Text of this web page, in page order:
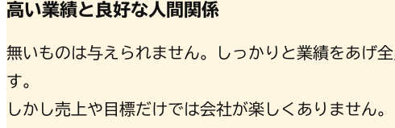
高い業績と良好な人間関係
無いものは与えられません。しっかりと業績をあげ
す。
しかし売上や目標だけでは会社が楽しくありません。